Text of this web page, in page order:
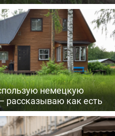
немецкую
рассказываю как есть